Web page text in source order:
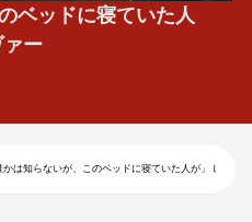
ベッドに寝ていた人
ー
かは知らないが、このベッドに寝ていた人が」 レイモ